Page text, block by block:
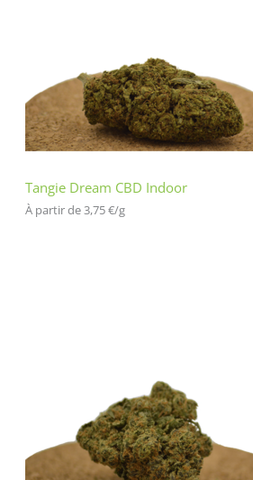
Tangie Dream CBD Indoor
À partir de 3,75€/g